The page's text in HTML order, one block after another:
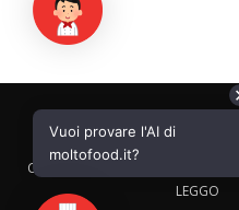
CALTAGIRONE EDITORE
CORRIERE ADRIATICO
IL
LEGGO
Vuoi provare l'AI di
moltofood.it?